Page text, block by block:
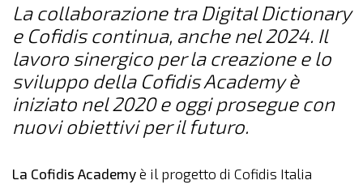
La collaborazione tra Digital Dictionary
e Cofidis continua, anche nel 2024. Il
lavoro sinergico per la creazione e lo
sviluppo della Cofidis Academy è
iniziato nel 2020 e oggi prosegue con
nuovi obiettivi per il futuro.
La Cofidis Academyè il progetto di Cofidis Italia